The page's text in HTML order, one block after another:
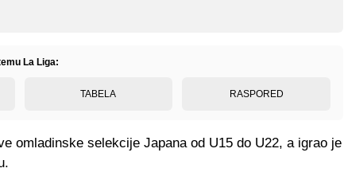
La Liga:
TABELA RASPORED
omladinske selekcije Japana od U15 do U22, a igrao je